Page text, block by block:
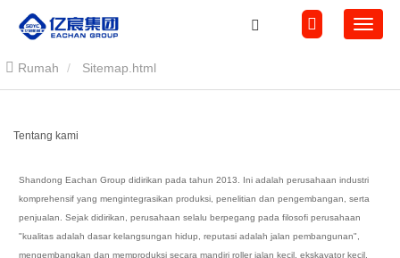
Rumah Sitemap.html
Tentang kami
Shandong Eachan Group didirikan pada tahun 2013. Ini adalah perusahaan industri
komprehensif yang mengintegrasikan produksi, penelitian dan pengembangan, serta
penjualan. Sejak didirikan, perusahaan selalu berpegang pada filosofi perusahaan
"kualitas adalah dasar kelangsungan hidup, reputasi adalah jalan pembangunan",
mengembangkan dan memproduksi secara mandiri roller jalan kecil, ekskavator kecil,